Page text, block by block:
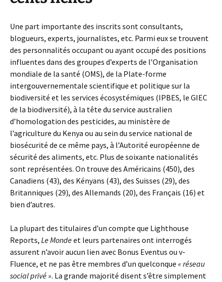
Une part importante des inscrits sont consultants,
blogueurs, experts, journalistes, etc. Parmi eux se trouvent
des personnalités occupant ou ayant occupé des positions
influentes dans des groupes d’experts de l’Organisation
mondiale de la santé (OMS), de la Plate-forme
intergouvernementale scientifique et politique sur la
biodiversité et les services écosystémiques (IPBES, le GIEC
de la biodiversité), à la tête du service australien
d’homologation des pesticides, au ministère de
l’agriculture du Kenya ou au sein du service national de
biosécurité de ce même pays, à l’Autorité européenne de
sécurité des aliments, etc. Plus de soixante nationalités
sont représentées. On trouve des Américains (450), des
Canadiens (43), des Kényans (43), des Suisses (29), des
Britanniques (29), des Allemands (20), des Français (16) et
bien d’autres.
La plupart des titulaires d’un compte que Lighthouse
Reports, Le Mondeet leurs partenaires ont interrogés
assurent n’avoir aucun lien avec Bonus Eventus ou v-
Fluence, et ne pas être membres d’un quelconque « réseau
social privé ». La grande majorité disent s’être simplement